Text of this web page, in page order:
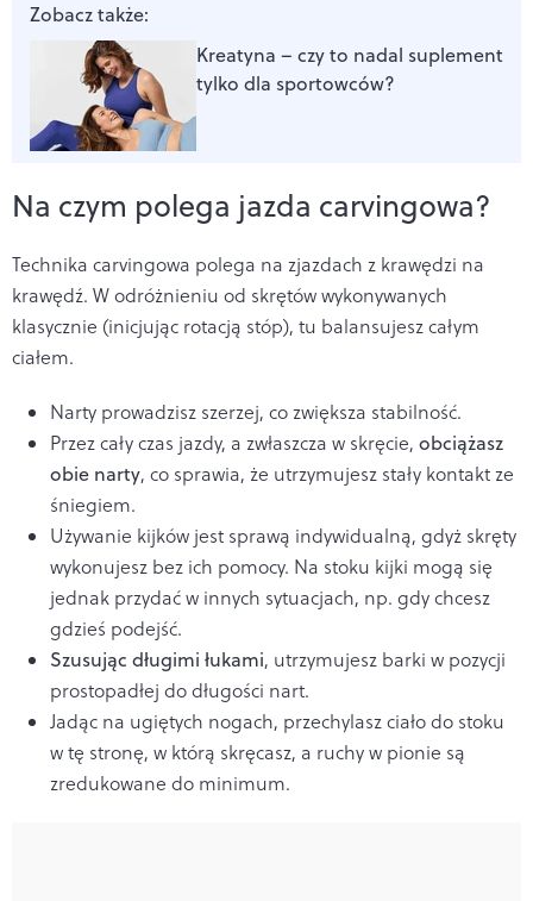
Zobacz także:
Kreatyna – czy to nadal suplement
tylko dla sportowców?
Na czym polega jazda carvingowa?
Technika carvingowa polega na zjazdach z krawędzi na
krawędź. W odróżnieniu od skrętów wykonywanych
klasycznie (inicjując rotacją stóp), tu balansujesz całym
ciałem.
Narty prowadzisz szerzej, co zwiększa stabilność.
Przez cały czas jazdy, a zwłaszcza w skręcie, obciążasz
obie narty, co sprawia, że utrzymujesz stały kontakt ze
śniegiem.
Używanie kijków jest sprawą indywidualną, gdyż skręty
wykonujesz bez ich pomocy. Na stoku kijki mogą się
jednak przydać w innych sytuacjach, np. gdy chcesz
gdzieś podejść.
Szusując długimi łukami, utrzymujesz barki w pozycji
prostopadłej do długości nart.
Jadąc na ugiętych nogach, przechylasz ciało do stoku
w tę stronę, w którą skręcasz, a ruchy w pionie są
zredukowane do minimum.